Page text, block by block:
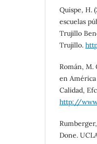
Quispe, H.
escuelas
Trujillo
Trujillo.
Román, M.
en
Calidad,
http://
Done.